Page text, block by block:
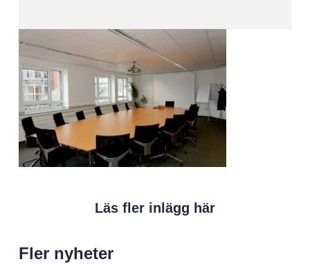
Läs fler inlägg här
Fler nyheter